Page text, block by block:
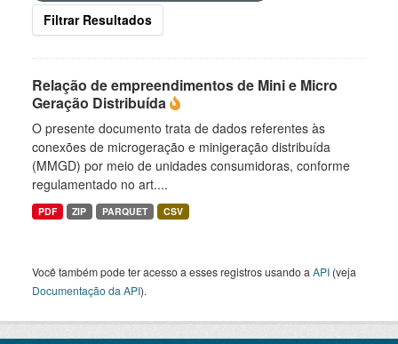
Filtrar Resultados
Relação de empreendimentos de Mini e Micro
Geração Distribuída
O presente documento trata de dados referentes às
conexões de microgeração e minigeração distribuída
(MMGD) por meio de unidades consumidoras, conforme
regulamentado no art....
PDF ZIP PARQUET CSV
Você também pode ter acesso a esses registros usando a API (veja
Documentação da API).